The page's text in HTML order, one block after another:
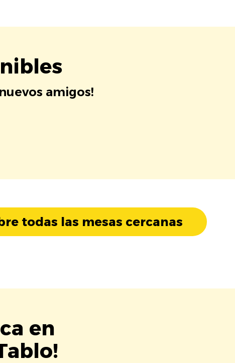
amigos!
todas las mesas cercanas
en